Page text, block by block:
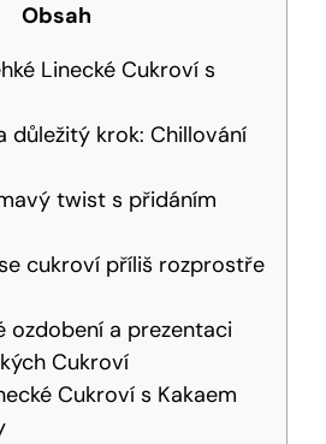
Obsah
Linecké Cukroví s
důležitý krok: Chillování
twist s přidáním
cukroví příliš ‌rozprostře
ozdobení a prezentaci
​Cukroví
Cukroví ‌s Kakaem